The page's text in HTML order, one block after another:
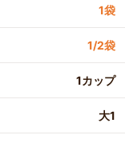
1袋
1/2袋
1カップ
大1